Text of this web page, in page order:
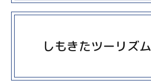
しもきたツーリズム
more